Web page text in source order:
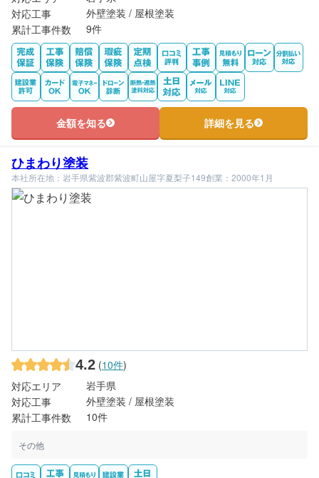
対応工事
外壁塗装 / 屋根塗装
累計工事件数
9件
金額を知る 詳細を見る
ひまわり塗装
本社所在地：岩手県紫波郡紫波町山屋字夏梨子149創業：2000年1月
4.2 (10件)
対応エリア
岩手県
対応工事
外壁塗装 / 屋根塗装
累計工事件数
10件
その他